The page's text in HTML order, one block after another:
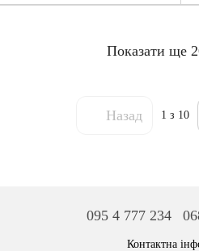
Показати ще
Назад 1 з 10
095 4 777 234
Контактна